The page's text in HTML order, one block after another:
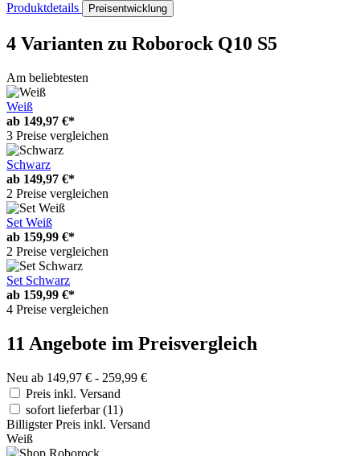
Produktdetails Preisentwicklung
4 Varianten zu Roborock Q10 S5
Am beliebtesten
Weiß
ab 149,97 €*
3 Preise vergleichen
Schwarz
ab 149,97 €*
2 Preise vergleichen
Set Weiß
ab 159,99 €*
2 Preise vergleichen
Set Schwarz
ab 159,99 €*
4 Preise vergleichen
11 Angebote im Preisvergleich
Neu ab 149,97 € - 259,99 €
Preis inkl. Versand
sofort lieferbar(11)
Billigster Preis inkl. Versand
Weiß